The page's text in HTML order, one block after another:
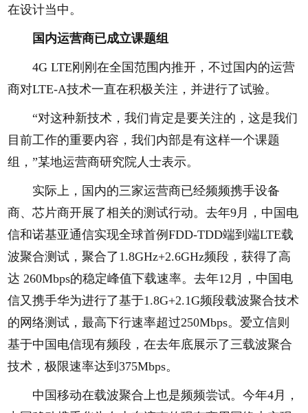
在设计当中。
国内运营商已成立课题组
4G LTE刚刚在全国范围内推开，不过国内的运营
商对LTE-A技术一直在积极关注，并进行了试验。
“对这种新技术，我们肯定是要关注的，这是我们
目前工作的重要内容，我们内部是有这样一个课题
组，”某地运营商研究院人士表示。
实际上，国内的三家运营商已经频频携手设备
商、芯片商开展了相关的测试行动。去年9月，中国电
信和诺基亚通信实现全球首例FDD-TDD端到端LTE载
波聚合测试，聚合了1.8GHz+2.6GHz频段，获得了高
达 260Mbps的稳定峰值下载速率。去年12月，中国电
信又携手华为进行了基于1.8G+2.1G频段载波聚合技术
的网络测试，最高下行速率超过250Mbps。爱立信则
基于中国电信现有频段，在去年底展示了三载波聚合
技术，极限速率达到375Mbps。
中国移动在载波聚合上也是频频尝试。今年4月，